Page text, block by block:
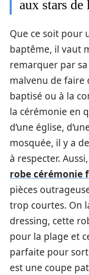
aux stars de
Que ce soit pour
baptême, il vaut
remarquer par
malvenu de faire
baptisé ou à la
la cérémonie en
d’une église,
mosquée, il y a
à respecter.
robe cérémonie
pièces
trop courtes. On
dressing, cette
pour la plage et
parfaite pour
est une coupe